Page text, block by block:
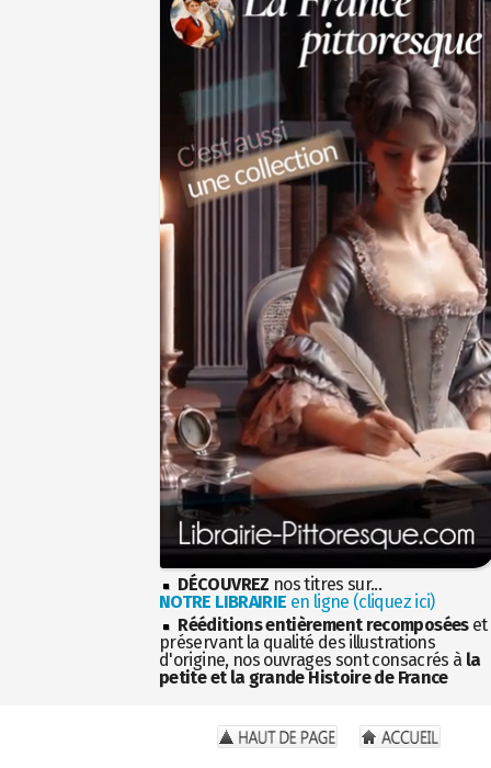
DÉCOUVREZ nos titres sur...
NOTRE LIBRAIRIE en ligne (cliquez ici)
Rééditions entièrement recomposéeset
préservant la qualité des illustrations
d'origine, nos ouvrages sont consacrés à la
petite et la grande Histoire de France